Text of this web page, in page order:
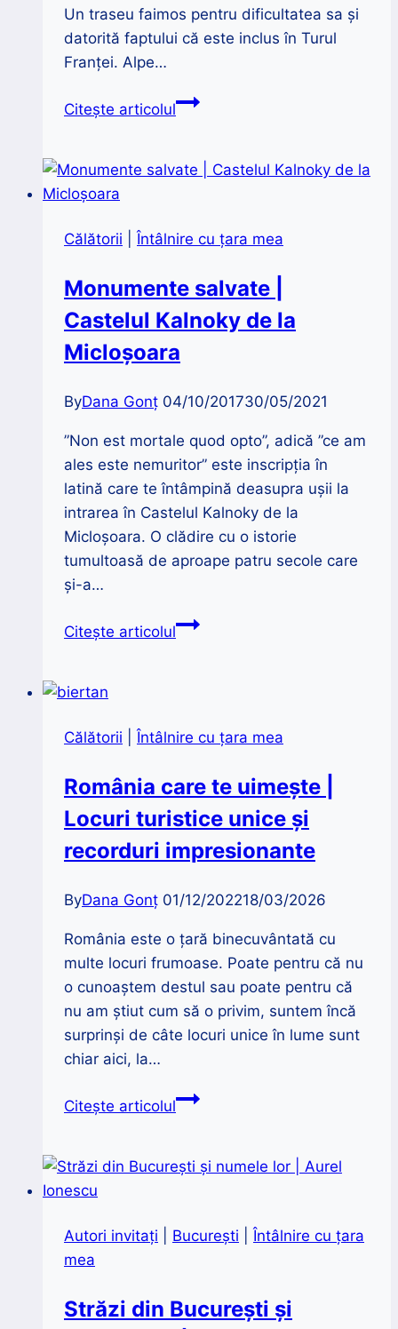
Un traseu faimos pentru dificultatea sa și
datorită faptului că este inclus în Turul
Franței. Alpe…
Citește articolulAlpii
Vacanță
d’Huez
Călătorii |Întâlnire cu țara mea
Monumente salvate |
Castelul Kalnoky de la
Micloșoara
ByDana Gonț 04/10/201730/05/2021
”Non est mortale quod opto”, adică ”ce am
ales este nemuritor” este inscripția în
latină care te întâmpină deasupra ușii la
intrarea în Castelul Kalnoky de la
Micloșoara. O clădire cu o istorie
tumultoasă de aproape patru secole care
și-a…
Citește articolulMonumente
de
Micloșoara
Călătorii |Întâlnire cu țara mea
România care te uimește |
Locuri turistice unice și
recorduri impresionante
ByDana Gonț 01/12/202218/03/2026
România este o țară binecuvântată cu
multe locuri frumoase. Poate pentru că nu
o cunoaștem destul sau poate pentru că
nu am știut cum să o privim, suntem încă
surprinși de câte locuri unice în lume sunt
chiar aici, la…
Citește articolulRomânia
uimește
turistice
recorduri
Autori invitaţi București |Întâlnire cu țara
mea
Străzi din București și